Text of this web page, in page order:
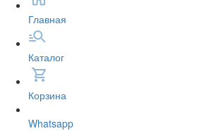
Главная
Каталог
Корзина
Whatsapp